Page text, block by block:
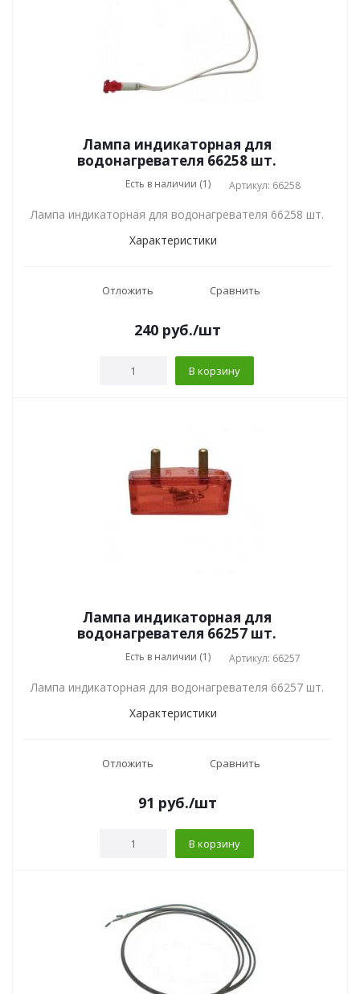
Лампа индикаторная для
водонагревателя 66258 шт.
Есть в наличии (1) Артикул: 66258
Лампа индикаторная для водонагревателя 66258 шт.
Характеристики
Отложить Сравнить
240руб./шт
В корзину
Лампа индикаторная для
водонагревателя 66257 шт.
Есть в наличии (1) Артикул: 66257
Лампа индикаторная для водонагревателя 66257 шт.
Характеристики
Отложить Сравнить
91 руб./шт
В корзину